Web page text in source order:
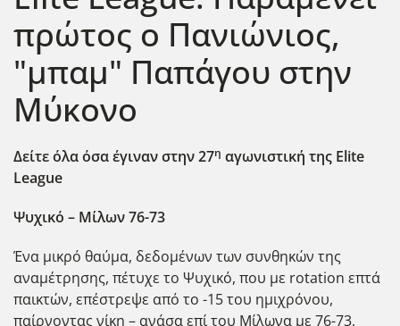
πρώτος ο Πανιώνιος,
"μπαμ" Παπάγου στην
Μύκονο
Δείτε όλα όσα έγιναν στην 27η αγωνιστική της Elite
League
Ψυχικό – Μίλων 76-73
Ένα μικρό θαύμα, δεδομένων των συνθηκών της
αναμέτρησης, πέτυχε το Ψυχικό, που με rotation επτά
παικτών, επέστρεψε από το -15 του ημιχρόνου,
παίρνοντας νίκη – ανάσα επί του Μίλωνα με 76-73,